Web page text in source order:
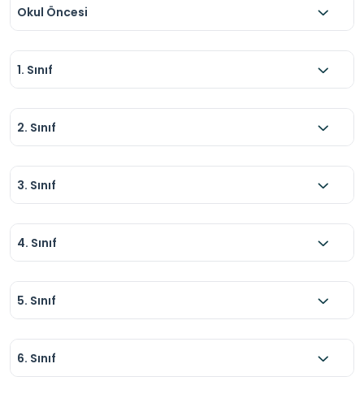
Okul Öncesi
1. Sınıf
2. Sınıf
3. Sınıf
4. Sınıf
5. Sınıf
6. Sınıf